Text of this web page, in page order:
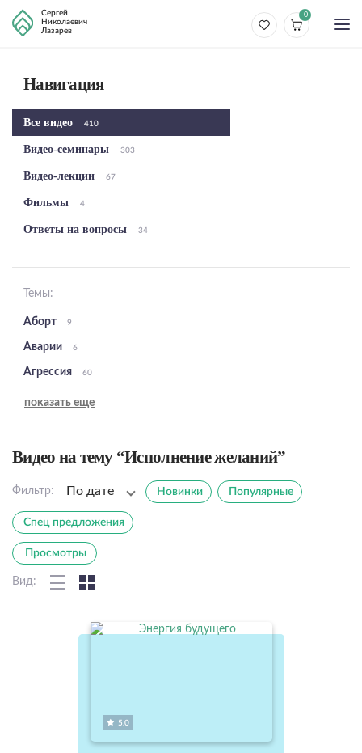
Сергей
Николаевич
Лазарев
0
Навигация
Все видео 410
Видео-семинары 303
Видео-лекции 67
Фильмы 4
Ответы на вопросы 34
Темы:
Аборт 9
Аварии 6
Агрессия 60
показать еще
Видео на тему “Исполнение желаний”
Фильтр: По дате Новинки Популярные
Спец предложения
Просмотры
Вид:
5.0